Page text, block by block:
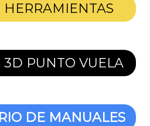
HERRAMIENTAS
PUNTO VUELA
DE MANUALES